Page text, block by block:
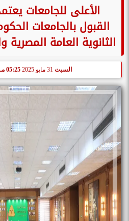
الأعلى للجامعات
القبول بالجامعات
الثانوية العامة
السبت 05:25 مـ